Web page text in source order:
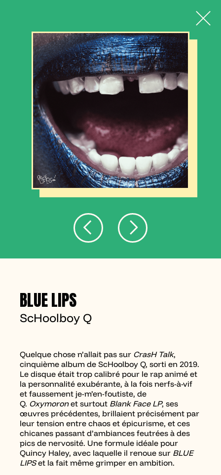
BLUE LIPS
ScHoolboy Q
Quelque chose n’allait pas sur CrasH Talk,
cinquième album de ScHoolboy Q, sorti en 2019.
Le disque était trop calibré pour le rap animé et
la personnalité exubérante, à la fois nerfs-à-vif
et faussement je-m’en-foutiste, de
Q. Oxymoronet surtout Blank Face LP, ses
œuvres précédentes, brillaient précisément par
leur tension entre chaos et épicurisme, et ces
chicanes passant d’ambiances feutrées à des
pics de nervosité. Une formule idéale pour
Quincy Haley, avec laquelle il renoue sur BLUE
LIPSet la fait même grimper en ambition.